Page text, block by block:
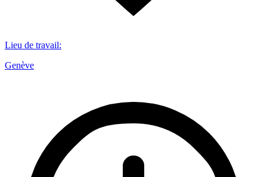
Lieu de travail:
Genève